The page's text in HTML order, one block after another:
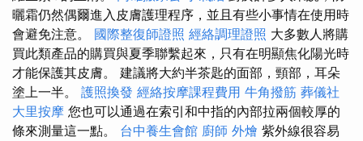
曬霜仍然偶爾進入皮膚護理程序，並且有些小事情在使用時
會避免注意。 國際整復師證照 經絡調理證照 大多數人將購
買此類產品的購買與夏季聯繫起來，只有在明顯焦化陽光時
才能保護其皮膚。 建議將大約半茶匙的面部，頸部，耳朵
塗上一半。 護照換發 經絡按摩課程費用 牛角撥筋 葬儀社
大里按摩 您也可以通過在索引和中指的內部拉兩個較厚的
條來測量這一點。 台中養生會館 廚師 外燴 紫外線很容易